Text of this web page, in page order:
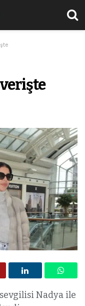
Nadya ile